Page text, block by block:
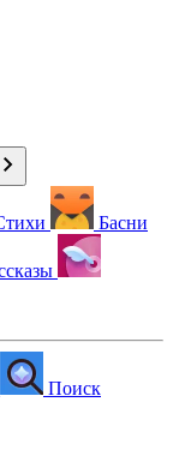
Басни
Поиск